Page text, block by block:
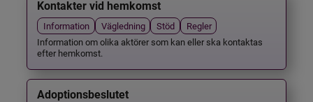
Kontakter vid hemkomst
Information Vägledning Stöd
Regler
Information om olika aktörer som kan eller ska kontaktas
efter hemkomst.
Adoptionsbeslutet